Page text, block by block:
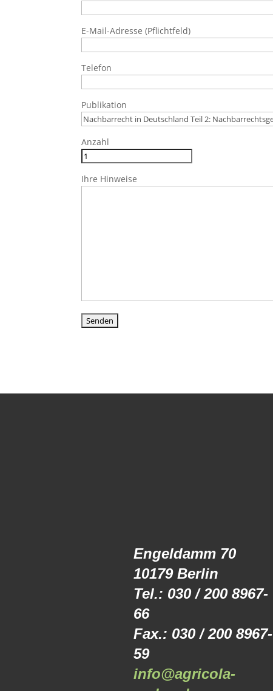
E-Mail-Adresse (Pflichtfeld)
Telefon
Publikation
Anzahl
Ihre Hinweise
Engeldamm 70
10179 Berlin
Tel.: 030 / 200 8967-
66
Fax.: 030 / 200 8967-
59
info@agricola-